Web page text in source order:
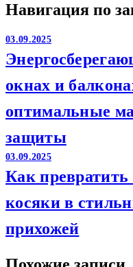
Навигация по
03.09.2025
окнах и
оптимальные
защиты
03.09.2025
Как
косяки в
прихожей